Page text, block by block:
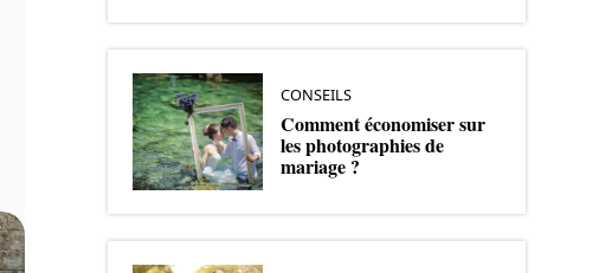
CONSEILS
Comment économiser sur
les photographies de
mariage ?